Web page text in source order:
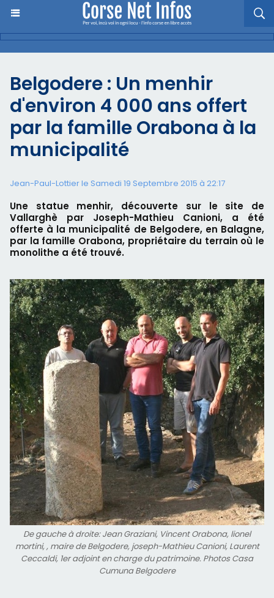
Belgodere : Un menhir
d'environ 4 000 ans offert
par la famille Orabona à la
municipalité
Jean-Paul-Lottier le Samedi 19 Septembre 2015 à 22:17
Une statue menhir, découverte sur le site de
Vallarghè par Joseph-Mathieu Canioni, a été
offerte à la municipalité de Belgodere, en Balagne,
par la famille Orabona, propriétaire du terrain où le
monolithe a été trouvé.
De gauche à droite: Jean Graziani, Vincent Orabona, lionel
mortini, , maire de Belgodere, joseph-Mathieu Canioni, Laurent
Ceccaldi, 1er adjoint en charge du patrimoine. Photos Casa
Cumuna Belgodere